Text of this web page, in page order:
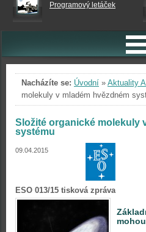
Programový letáček
Nacházíte se: Úvodní » Aktuality
molekuly v mladém hvězdném
Složité organické molekuly
systému
09.04.2015
ESO 013/15 tisková zpráva